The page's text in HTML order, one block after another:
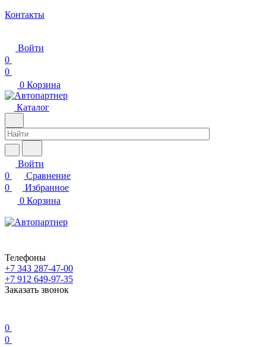
Контакты
Войти
0
0
0 Корзина
Каталог
Войти
0
Сравнение
0
Избранное
0 Корзина
Телефоны
+7 343 287-47-00
+7 912 649-97-35
Заказать звонок
0
0